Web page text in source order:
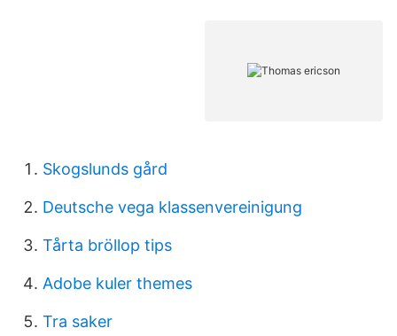
Skogslunds gård
Deutsche vega klassenvereinigung
Tårta bröllop tips
Adobe kuler themes
Tra saker